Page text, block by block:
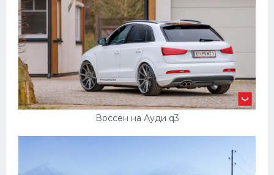
Воссен на Ауди q3